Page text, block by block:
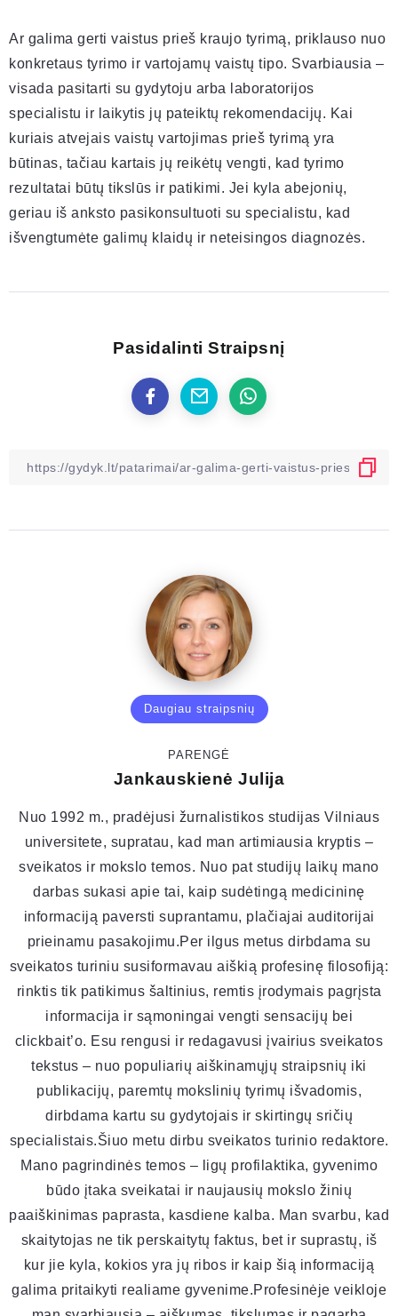
Ar galima gerti vaistus prieš kraujo tyrimą, priklauso nuo
konkretaus tyrimo ir vartojamų vaistų tipo. Svarbiausia –
visada pasitarti su gydytoju arba laboratorijos
specialistu ir laikytis jų pateiktų rekomendacijų. Kai
kuriais atvejais vaistų vartojimas prieš tyrimą yra
būtinas, tačiau kartais jų reikėtų vengti, kad tyrimo
rezultatai būtų tikslūs ir patikimi. Jei kyla abejonių,
geriau iš anksto pasikonsultuoti su specialistu, kad
išvengtumėte galimų klaidų ir neteisingos diagnozės.
Pasidalinti Straipsnį
Daugiau straipsnių
PARENGĖ
Jankauskienė Julija
Nuo 1992 m., pradėjusi žurnalistikos studijas Vilniaus
universitete, supratau, kad man artimiausia kryptis –
sveikatos ir mokslo temos. Nuo pat studijų laikų mano
darbas sukasi apie tai, kaip sudėtingą medicininę
informaciją paversti suprantamu, plačiajai auditorijai
prieinamu pasakojimu.Per ilgus metus dirbdama su
sveikatos turiniu susiformavau aiškią profesinę filosofiją:
rinktis tik patikimus šaltinius, remtis įrodymais pagrįsta
informacija ir sąmoningai vengti sensacijų bei
clickbait’o. Esu rengusi ir redagavusi įvairius sveikatos
tekstus – nuo populiarių aiškinamųjų straipsnių iki
publikacijų, paremtų mokslinių tyrimų išvadomis,
dirbdama kartu su gydytojais ir skirtingų sričių
specialistais.Šiuo metu dirbu sveikatos turinio redaktore.
Mano pagrindinės temos – ligų profilaktika, gyvenimo
būdo įtaka sveikatai ir naujausių mokslo žinių
paaiškinimas paprasta, kasdiene kalba. Man svarbu, kad
skaitytojas ne tik perskaitytų faktus, bet ir suprastų, iš
kur jie kyla, kokios yra jų ribos ir kaip šią informaciją
galima pritaikyti realiame gyvenime.Profesinėje veikloje